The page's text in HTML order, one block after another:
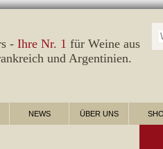
- Ihre Nr. 1 für Weine aus
und Argentinien.
NEWS ÜBER UNS